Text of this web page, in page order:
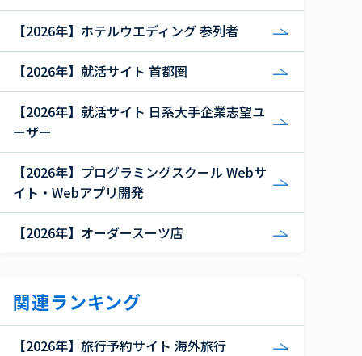
【2026年】ホテルウエディング 参列者
【2026年】就活サイト 首都圏
【2026年】就活サイト 日系大手企業志望ユ
ーザー
【2026年】プログラミングスクール Webサ
イト・Webアプリ開発
【2026年】オーダースーツ店
関連ランキング
【2026年】旅行予約サイト 海外旅行